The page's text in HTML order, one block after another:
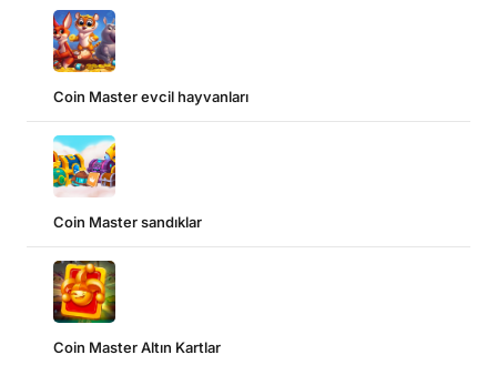
Coin Master evcil hayvanları
Coin Master sandıklar
Coin Master Altın Kartlar